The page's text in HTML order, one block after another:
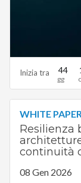
Inizia tra 44
WHITE
Resilienza
continuità
08 Gen 2026